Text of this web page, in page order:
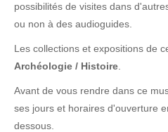
possibilités de visites dans
ou non à des audioguides.
Les collections et expositions de
Archéologie / Histoire
Avant de vous rendre dans ce
ses jours et horaires d'ouverture
dessous.